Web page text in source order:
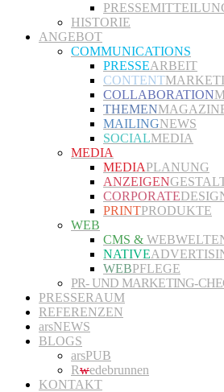
HISTORIE
ANGEBOT
COMMUNICATIONS
PRESSEARBEIT
CONTENT
COLLABORATION
THEMEN
MAILINGNEWS
SOCIALMEDIA
MEDIA
MEDIAPLANUNG
ANZEIGEN
CORPORATE
PRINTPRODUKTE
WEB
CMS &
NATIVE
WEBPFLEGE
PR- UND MARKETING-
PRESSERAUM
REFERENZEN
arsNEWS
BLOGS
arsPUB
Rwedebrunnen
KONTAKT